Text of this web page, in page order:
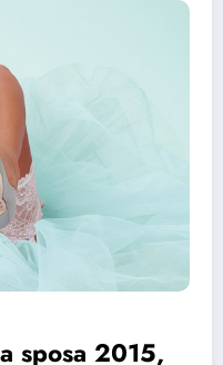
sposa 2015,